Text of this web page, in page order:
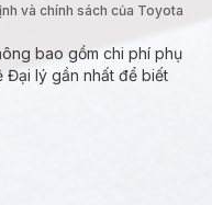
và chính sách của Toyota
bao gồm chi phí phụ
Đại lý gần nhất để biết